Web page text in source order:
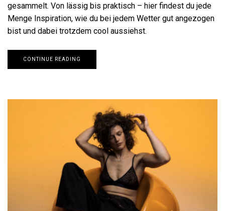
gesammelt. Von lässig bis praktisch – hier findest du jede
Menge Inspiration, wie du bei jedem Wetter gut angezogen
bist und dabei trotzdem cool aussiehst.
CONTINUE READING